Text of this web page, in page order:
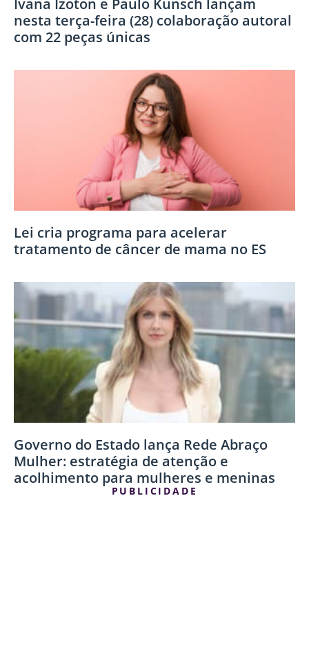
nesta terça-feira (28) colaboração autoral
com 22 peças únicas
Lei cria programa para acelerar
tratamento de câncer de mama no ES
Governo do Estado lança Rede Abraço
Mulher: estratégia de atenção e
acolhimento para mulheres e meninas
PUBLICIDADE